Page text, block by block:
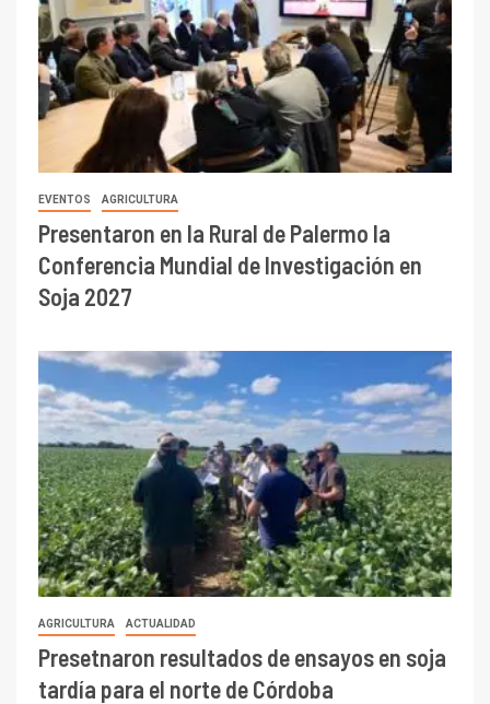
EVENTOS AGRICULTURA
Presentaron en la Rural de Palermo la
Conferencia Mundial de Investigación en
Soja 2027
AGRICULTURA ACTUALIDAD
Presetnaron resultados de ensayos en soja
tardía para el norte de Córdoba